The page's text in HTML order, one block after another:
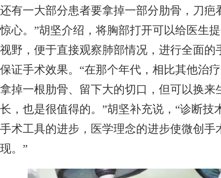
还有一大部分患者要拿掉一部分肋骨，刀疤
惊心。”胡坚介绍，将胸部打开可以给医生
视野，便于直接观察肺部情况，进行全面的
保证手术效果。“在那个年代，相比其他治
拿掉一根肋骨、留下大的切口，但可以换来
长，也是很值得的。”胡坚补充说，“诊断技
手术工具的进步，医学理念的进步使微创手
现。”